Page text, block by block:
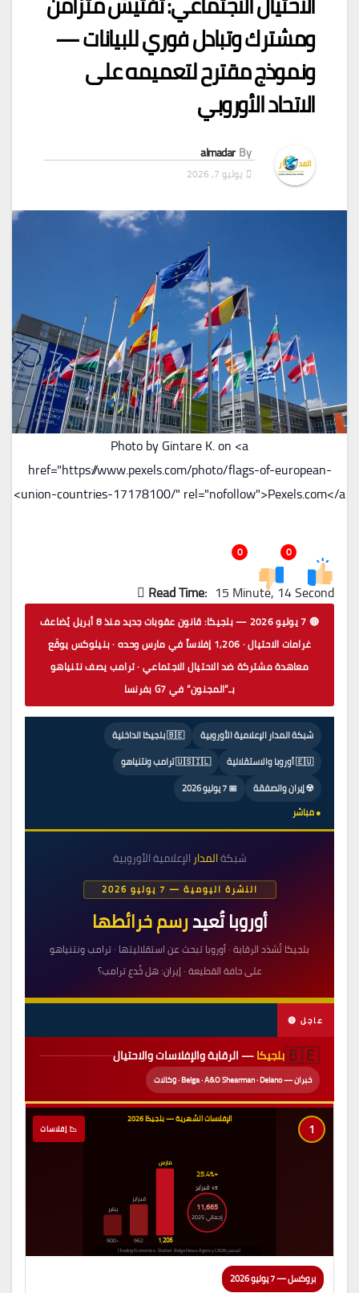
ومشترك وتبادل فوري للبيانات —
ونموذج مقترح لتعميمه على
الاتحاد الأوروبي
By
almadar
يوليو 7, 2026
Photo by Gintare K. on <a
href="https://www.pexels.com/photo/flags-of-european-
union-countries-17178100/" rel="nofollow">Pexels.com</a>
0
0
Read Time: 15 Minute, 14 Second
🔴 7 يوليو 2026 — بلجيكا: قانون عقوبات جديد منذ 8 أبريل يُضاعف
غرامات الاحتيال · 1,206 إفلاساً في مارس وحده · بنيلوكس يوقّع
معاهدة مشتركة ضد الاحتيال الاجتماعي · ترامب يصف نتنياهو
بـ”المجنون” في G7 بفرنسا
شبكة المدار الإعلامية الأوروبية
🇧🇪 بلجيكا الداخلية
🇪🇺 أوروبا والاستقلالية
🇺🇸🇮🇱 ترامب ونتنياهو
☢️ إيران والصفقة
📅 7 يوليو 2026
● مباشر
شبكةالمدار الإعلامية الأوروبية
النشرة اليومية — 7 يوليو 2026
أوروبا تُعيدرسم خرائطها
بلجيكا تُشدّد الرقابة · أوروبا تبحث عن استقلاليتها · ترامب ونتنياهو
على حافة القطيعة · إيران: هل خُدع ترامب؟
🔴 عاجل
🇧🇪بلجيكا— الرقابة والإفلاسات والاحتيال
خبران — Belga · A&O Shearman · Delano · وكالات
الإفلاسات الشهرية — بلجيكا 2026
يناير
~900
فبراير
962
مارس
1,206
+25.4%
vs فبراير
11,665
إجمالي 2025
المصدر: Trading Economics · Statbel · Belga News Agency (2026)
1 📉 إفلاسات
بروكسل — 7 يوليو 2026